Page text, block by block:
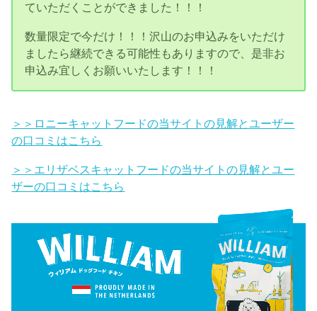
ていただくことができました！！！
数量限定で今だけ！！！沢山のお申込みをいただけ
ましたら継続できる可能性もありますので、是非お
申込み宜しくお願いいたします！！！
＞＞ロニーキャットフードの当サイトの見解とユーザー
の口コミはこちら
＞＞エリザベスキャットフードの当サイトの見解とユー
ザーの口コミはこちら